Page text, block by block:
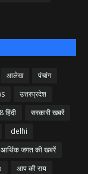
आलेख
पंचांग
उत्तरप्रदेश
सरकारी खबरें
delhi
आर्थिक जगत की खबरें
आप की राय